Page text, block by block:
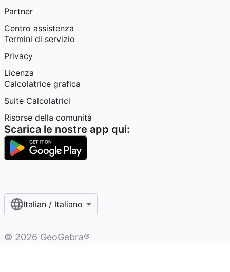
Partner
Centro assistenza
Termini di servizio
Privacy
Licenza
Calcolatrice grafica
Suite Calcolatrici
Risorse della comunità
Scarica le nostre app qui:
Italian / Italiano‎
© 2026 GeoGebra®